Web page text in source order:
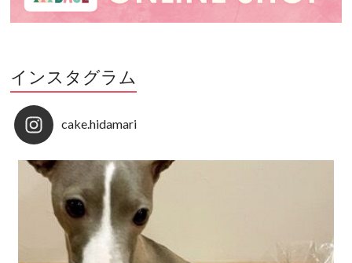
インスタグラム
cake.hidamari